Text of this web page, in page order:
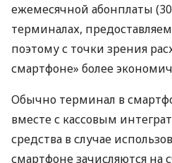
ежемесячной абонплаты
терминалах,
поэтому с точки зрения
смартфоне» более
Обычно терминал в
вместе с кассовым
средства в случае
смартфоне зачисляются на